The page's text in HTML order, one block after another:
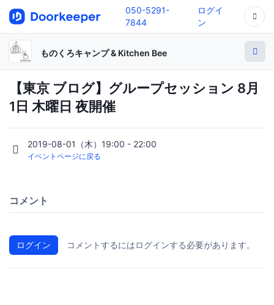
050-5291-
7844
ログイ
ン
ものくろキャンプ & Kitchen Bee
【東京 ブログ】グループセッション 8月
1日 木曜日 夜開催
2019-08-01（木）19:00 - 22:00
イベントページに戻る
コメント
ログイン コメントするにはログインする必要があります。